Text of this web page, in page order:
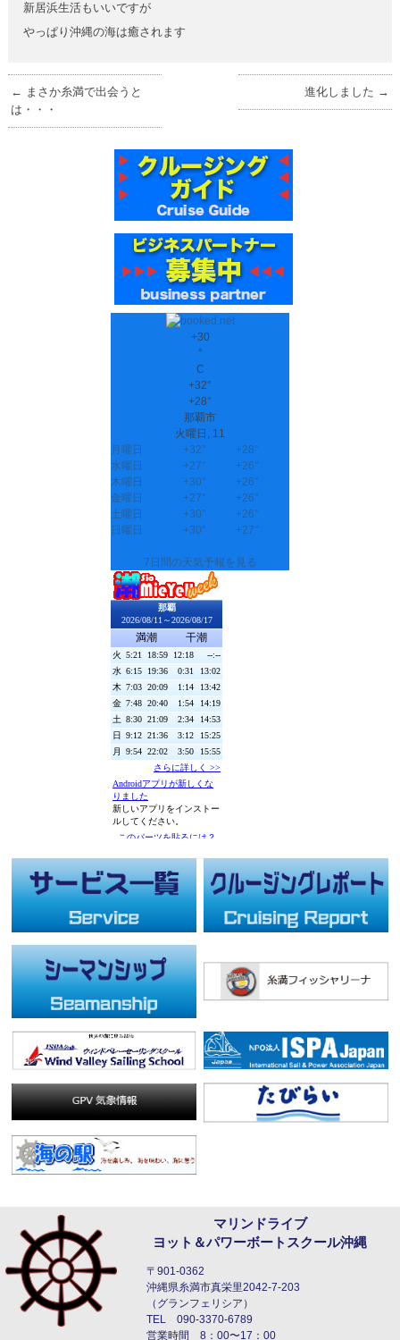
新居浜生活もいいですが
やっぱり沖縄の海は癒されます
← まさか糸満で出会うと
は・・・
進化しました →
+30
°
C
+32°
+28°
那覇市
火曜日, 11
月曜日
+32° +28°
水曜日
+27° +26°
木曜日
+30° +26°
金曜日
+27° +26°
土曜日
+30° +26°
日曜日
+30° +27°
7日間の天気予報を見る
マリンドライブ
ヨット＆パワーボートスクール沖縄
〒901-0362
沖縄県糸満市真栄里2042-7-203
（グランフェリシア）
TEL 090-3370-6789
営業時間 8：00〜17：00